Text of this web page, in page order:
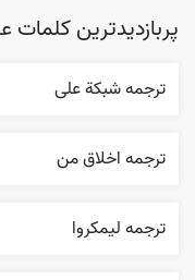
پربازدیدترین کلمات
ترجمه شبکة علی
ترجمه اخلاق من
ترجمه ليمکروا